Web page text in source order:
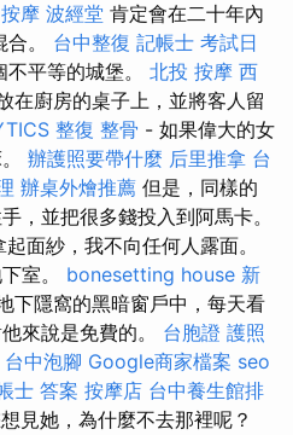
摩 波經堂 肯定會在二十年內
。 台中整復 記帳士 考試日
平等的城堡。 北投 按摩 西
在廚房的桌子上，並將客人留
整復 整骨 - 如果偉大的女
辦護照要帶什麼 后里推拿 台
辦桌外燴推薦 但是，同樣的
，並把很多錢投入到阿馬卡。
起面紗，我不向任何人露面。
室。 bonesetting house 新
下隱窩的黑暗窗戶中，每天看
來說是免費的。 台胞證 護照
台中泡腳 Google商家檔案 seo
士 答案 按摩店 台中養生館排
見她，為什麼不去那裡呢？